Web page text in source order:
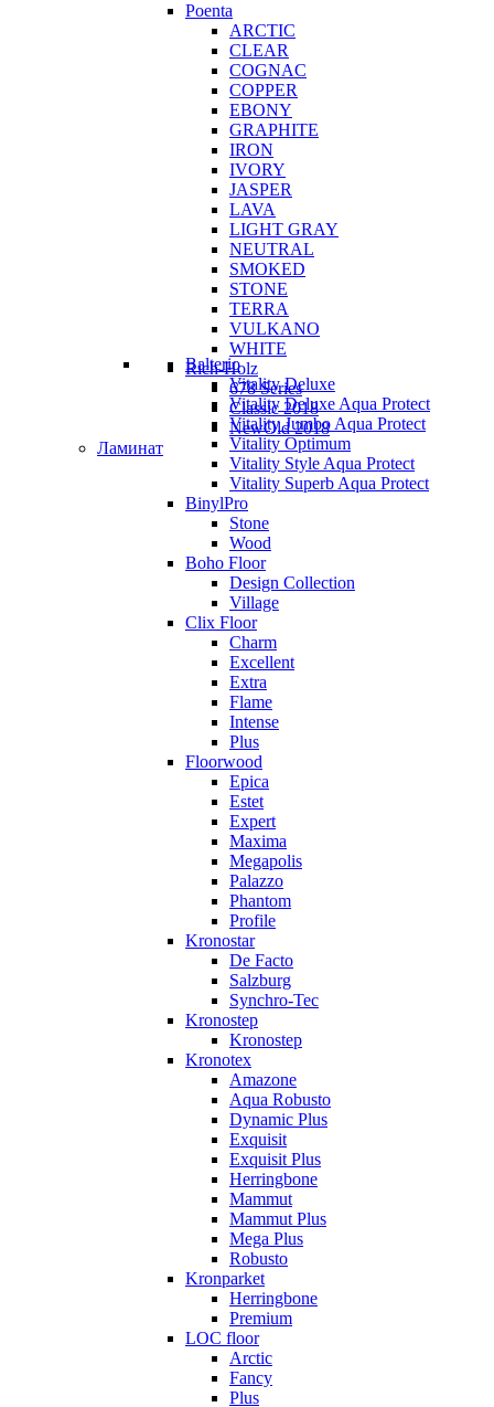
Poenta
ARCTIC
CLEAR
COGNAC
COPPER
EBONY
GRAPHITE
IRON
IVORY
JASPER
LAVA
LIGHT GRAY
NEUTRAL
SMOKED
STONE
TERRA
VULKANO
WHITE
Rich-Holz
678 Series
Classic 2018
NewOld 2018
Ламинат
Balterio
Vitality Deluxe
Vitality Deluxe Aqua Protect
Vitality Jumbo Aqua Protect
Vitality Optimum
Vitality Style Aqua Protect
Vitality Superb Aqua Protect
BinylPro
Stone
Wood
Boho Floor
Design Collection
Village
Clix Floor
Charm
Excellent
Extra
Flame
Intense
Plus
Floorwood
Epica
Estet
Expert
Maxima
Megapolis
Palazzo
Phantom
Profile
Kronostar
De Facto
Salzburg
Synchro-Tec
Kronostep
Kronostep
Kronotex
Amazone
Aqua Robusto
Dynamic Plus
Exquisit
Exquisit Plus
Herringbone
Mammut
Mammut Plus
Mega Plus
Robusto
Kronparket
Herringbone
Premium
LOC floor
Arctic
Fancy
Plus